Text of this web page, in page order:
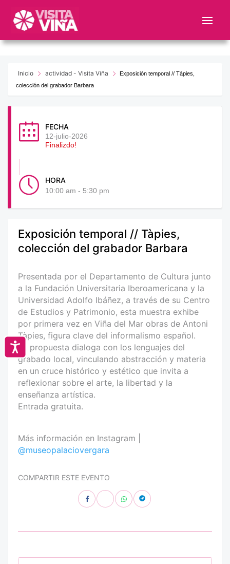
este
web
sistema
Accesibilidad
Inicio actividad - Visita Viña
Exposición temporal // Tàpies,
colección del grabador Barbara
FECHA
12-julio-2026
Finalizdo!
HORA
10:00 am - 5:30 pm
Exposición temporal // Tàpies,
colección del grabador Barbara
Presentada por el Departamento de Cultura junto
a la Fundación Universitaria Iberoamericana y la
Universidad Adolfo Ibáñez, a través de su Centro
de Estudios y Patrimonio, esta muestra exhibe
por primera vez en Viña del Mar obras de Antoni
Tàpies, figura clave del informalismo español.
La propuesta dialoga con los lenguajes del
grabado local, vinculando abstracción y materia
en un cruce histórico y estético que invita a
reflexionar sobre el arte, la libertad y la
enseñanza artística.
Entrada gratuita.
Más información en Instagram |
@museopalaciovergara
COMPARTIR ESTE EVENTO